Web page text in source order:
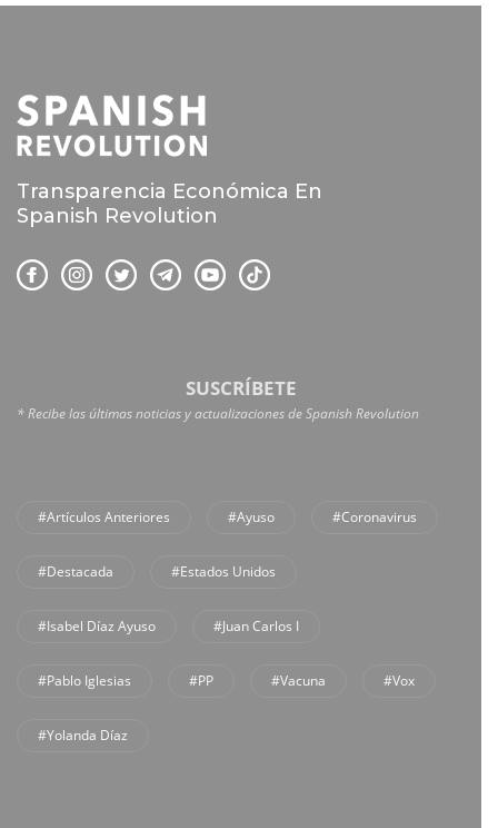
Transparencia Económica En
Spanish Revolution
SUSCRÍBETE
* Recibe las últimas noticias y actualizaciones de Spanish Revolution
#Artículos Anteriores #Ayuso #coronavirus
#Destacada #Estados Unidos
#Isabel Díaz Ayuso #Juan Carlos I
#Pablo Iglesias #PP #Vacuna #Vox
#Yolanda Díaz